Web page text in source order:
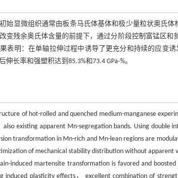
始显微组织通常由板条马氏体基体和极少量粒状奥氏体
变残余奥氏体含量的前提下，通过分阶段控制富锰区
表明：在单轴拉伸过程中诱导了更充分和持续的应变
长率和强塑积达到85.3%和73.4 GPa·%。
of hot-rolled and quenched medium-manganese
existing apparent Mn-segregation bands. Using
transformation in Mn-rich and Mn-lean regions are
of mechanical stability distribution without
induced martensite transformation is favored and
induced plasticity effects， excellent combination of